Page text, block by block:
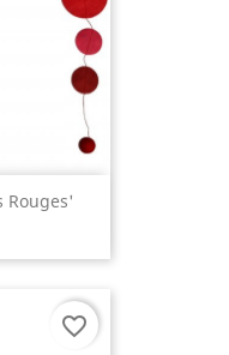
Rouges'
favorite_border